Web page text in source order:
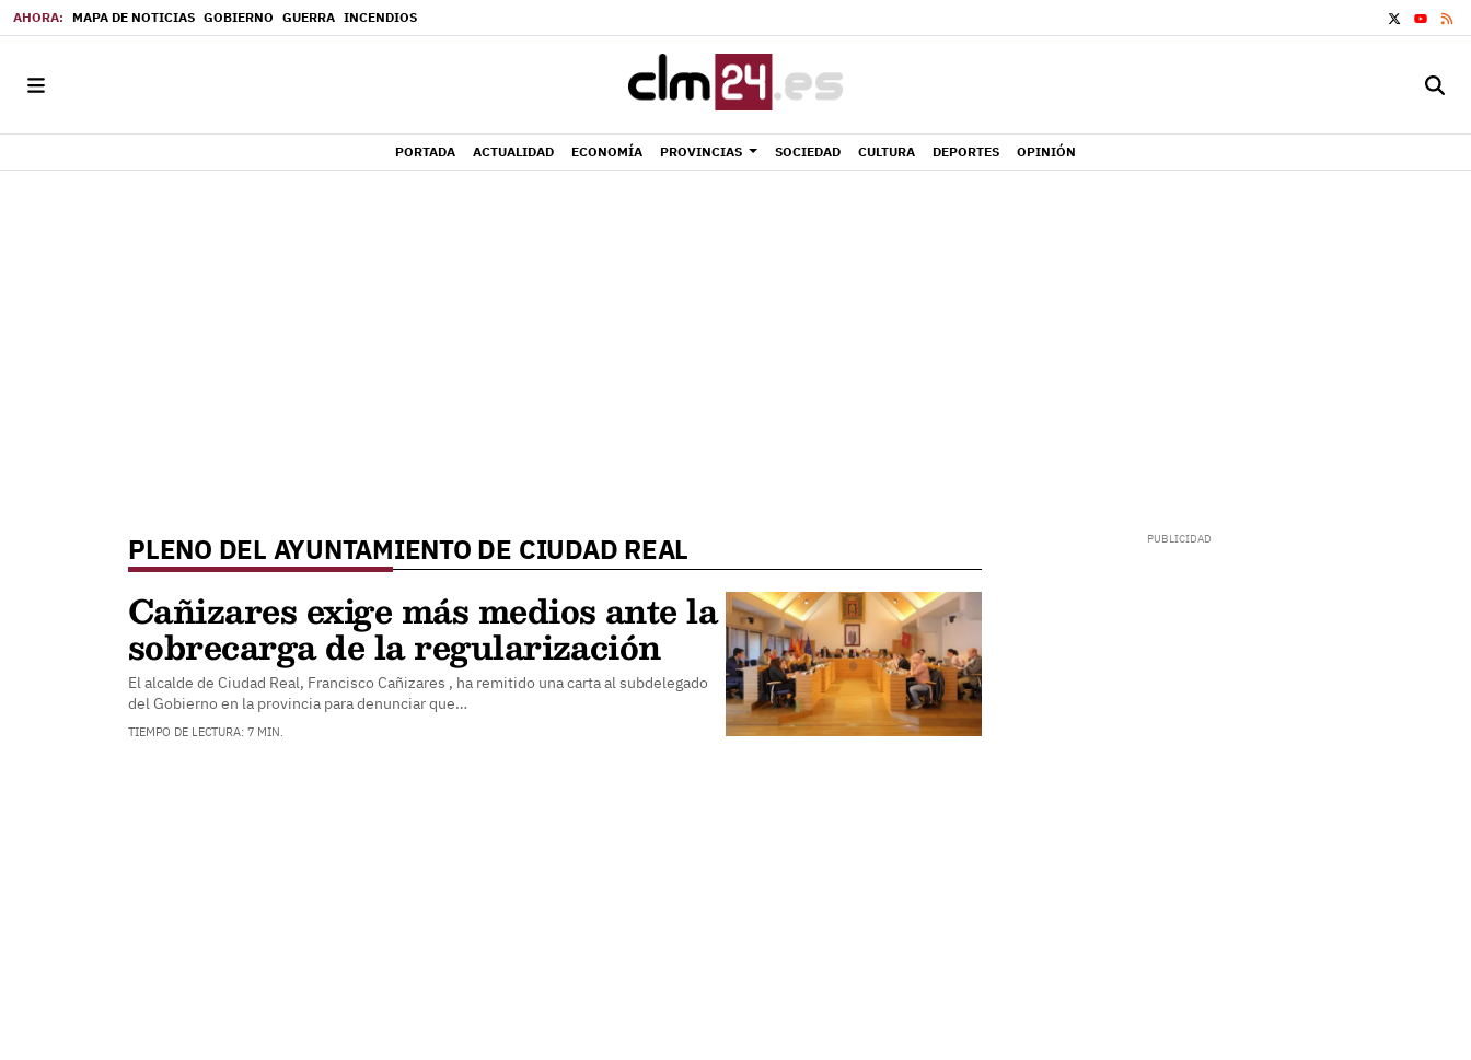
MAPA DE NOTICIAS GOBIERNO GUERRA INCENDIOS
YOUTUBE
PORTADA ACTUALIDAD ECONOMÍA PROVINCIAS SOCIEDAD CULTURA DEPORTES OPINIÓN
PLENO DEL AYUNTAMIENTO DE CIUDAD REAL
Cañizares exige más medios ante la
sobrecarga de la regularización
El alcalde de Ciudad Real, Francisco Cañizares , ha remitido una carta al subdelegado
del Gobierno en la provincia para denunciar que…
TIEMPO DE LECTURA: 7 MIN.